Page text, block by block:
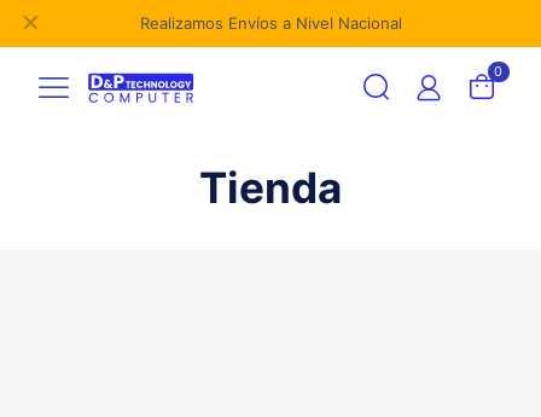
Realizamos Envíos a Nivel Nacional
✕
0
Tienda